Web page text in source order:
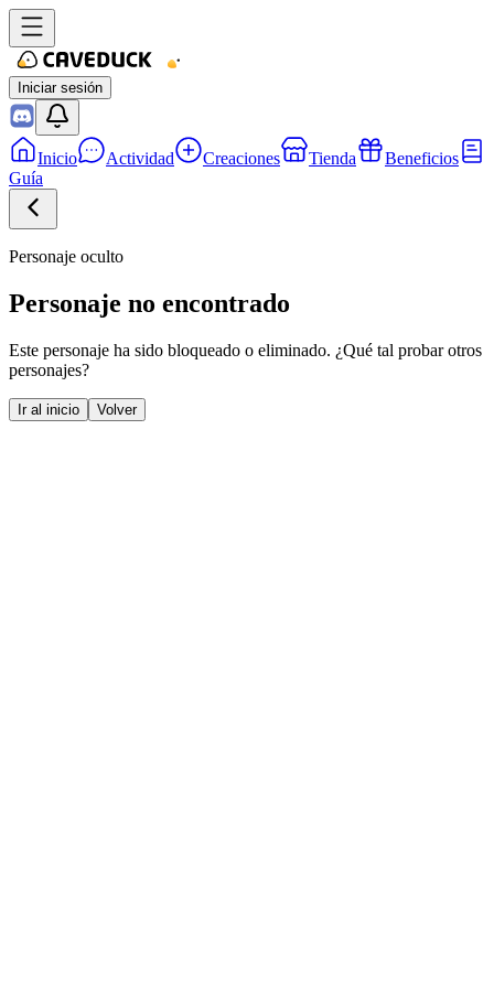
Iniciar sesión
Inicio Actividad Creaciones Tienda
Beneficios
Guía
Personaje oculto
Personaje no encontrado
Este personaje ha sido bloqueado o eliminado. ¿Qué tal probar otros
personajes?
Ir al inicio Volver